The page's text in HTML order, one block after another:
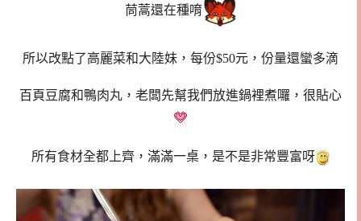
茼蒿還在種唷
所以改點了高麗菜和大陸妹，每份$50元，份量還蠻多滴
百頁豆腐和鴨肉丸，老闆先幫我們放進鍋裡煮囉，很貼心
所有食材全都上齊，滿滿一桌，是不是非常豐富呀